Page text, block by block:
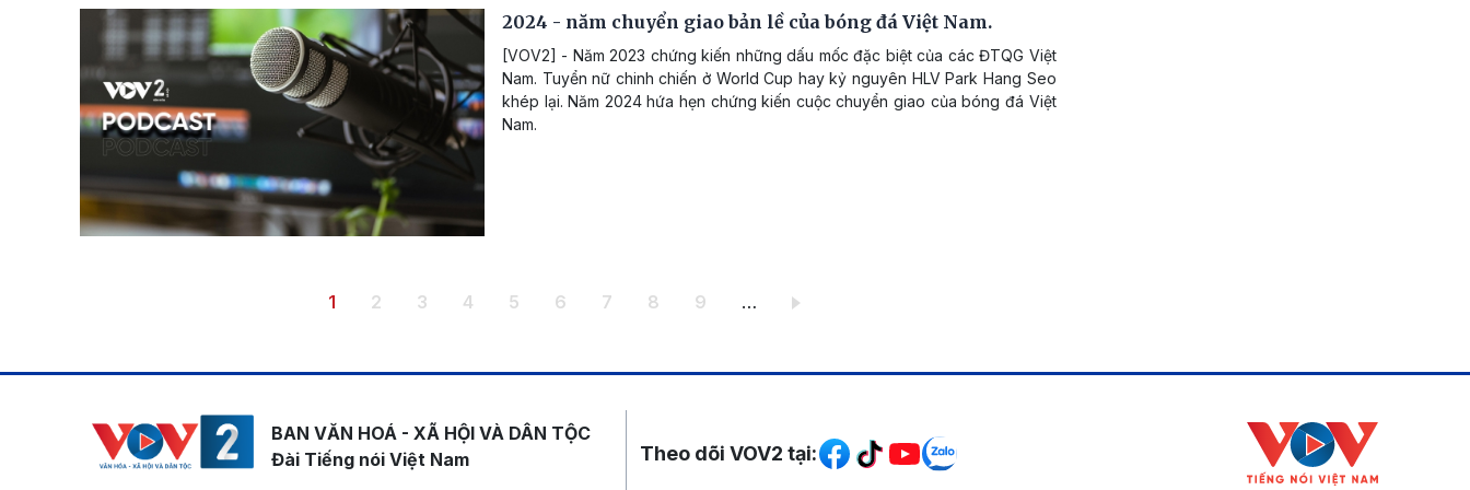
2024 - năm chuyển giao bản lề của bóng đá Việt Nam.
[VOV2] - Năm 2023 chứng kiến những dấu mốc đặc biệt của các ĐTQG Việt
Nam. Tuyển nữ chinh chiến ở World Cup hay kỷ nguyên HLV Park Hang Seo
khép lại. Năm 2024 hứa hẹn chứng kiến cuộc chuyển giao của bóng đá Việt
Nam.
Trang hiện thời
1 Trang
2 Trang
3 Trang
4 Trang
5 Trang
6 Trang
7 Trang
8 Trang
9 …
BAN VĂN HOÁ - XÃ HỘI VÀ DÂN TỘC
Đài Tiếng nói Việt Nam
Mạng xã hội
Theo dõi VOV2 tại: